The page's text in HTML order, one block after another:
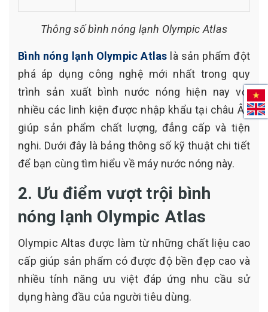
Thông số bình nóng lạnh Olympic Atlas
Bình nóng lạnh Olympic Atlas là sản phẩm đột
phá áp dụng công nghệ mới nhất trong quy
trình sản xuất bình nước nóng hiện nay với
nhiều các linh kiện được nhập khẩu tại châu Âu
giúp sản phẩm chất lượng, đẳng cấp và tiện
nghi. Dưới đây là bảng thông số kỹ thuật chi tiết
để bạn cùng tìm hiểu về máy nước nóng này.
2. Ưu điểm vượt trội bình
nóng lạnh Olympic Atlas
Olympic Altas được làm từ những chất liệu cao
cấp giúp sản phẩm có được độ bền đẹp cao và
nhiều tính năng ưu việt đáp ứng nhu cầu sử
dụng hàng đầu của người tiêu dùng.